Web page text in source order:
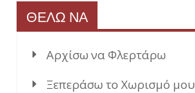
ΘΕΛΩ ΝΑ
Αρχίσω να Φλερτάρω
Ξεπεράσω το Χωρισμό μου